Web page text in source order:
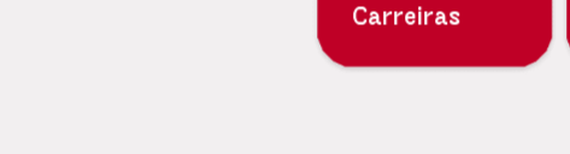
Carreiras